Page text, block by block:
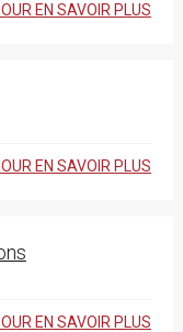
EN SAVOIR PLUS
EN SAVOIR PLUS
EN SAVOIR PLUS